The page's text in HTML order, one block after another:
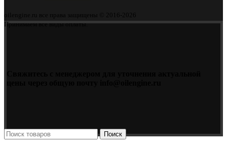
oilengine.ru все права защищены © 2016-2026
Принимаем все виды оплаты.
Поиск